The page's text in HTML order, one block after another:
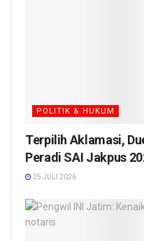
POLITIK & HUKUM
Terpilih Aklamasi,
Peradi SAI Jakpus
25 JULI 2026